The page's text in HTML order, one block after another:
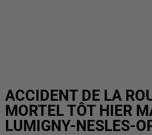
ACCIDENT DE LA
MORTEL TÔT HIER
LUMIGNY-NESLES-